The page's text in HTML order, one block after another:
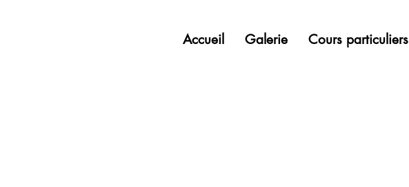
Accueil Galerie Cours particuliers